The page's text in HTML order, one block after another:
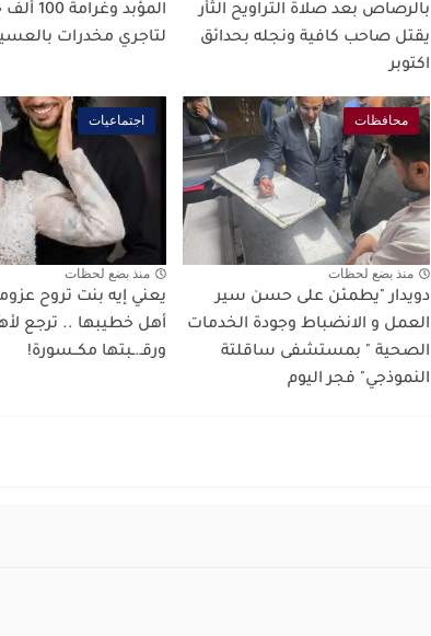
بالرصاص بعد صلاة التراويح الثأر
يقتل صاحب كافية ونجله بحدائق
اكتوبر
المؤبد
لتاجري مخدرات
محافظات
منذ بضع لحظات
دويدار "يطمئن على حسن سير
العمل و الانضباط وجودة الخدمات
الصحية " بمستشفى ساقلتة
النموذجي" فجر اليوم
اجتماعيات
منذ بضع لحظات
يعني إيه بنت تروح
أهل خطيبها .. ترجع
ورقـ.ـبتها مكــسورة!